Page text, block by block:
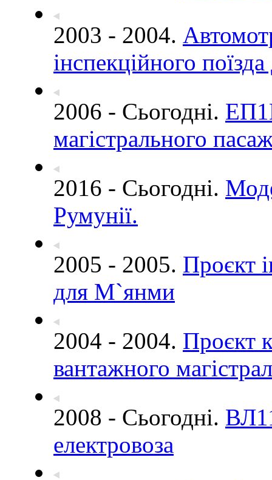
2003 - 2004.
інспекційного
2006 - Сьогодні.
магістрального
2016 - Сьогодні.
Румунії.
2005 - 2005. Проєкт
для М`янми
2004 - 2004. Проєкт
вантажного
2008 - Сьогодні.
електровоза